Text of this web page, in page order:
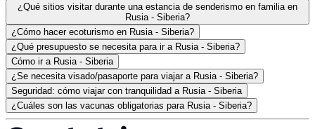
¿Qué sitios visitar durante una estancia de senderismo en familia en
Rusia - Siberia?
¿Cómo hacer ecoturismo en Rusia - Siberia?
¿Qué presupuesto se necesita para ir a Rusia - Siberia?
Cómo ir a Rusia - Siberia
¿Se necesita visado/pasaporte para viajar a Rusia - Siberia?
Seguridad: cómo viajar con tranquilidad a Rusia - Siberia
¿Cuáles son las vacunas obligatorias para Rusia - Siberia?